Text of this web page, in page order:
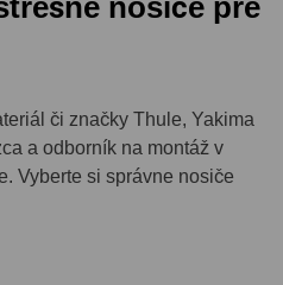
nosiče pre
či značky Thule, Yakima
a odborník na montáž v
Vyberte si správne nosiče